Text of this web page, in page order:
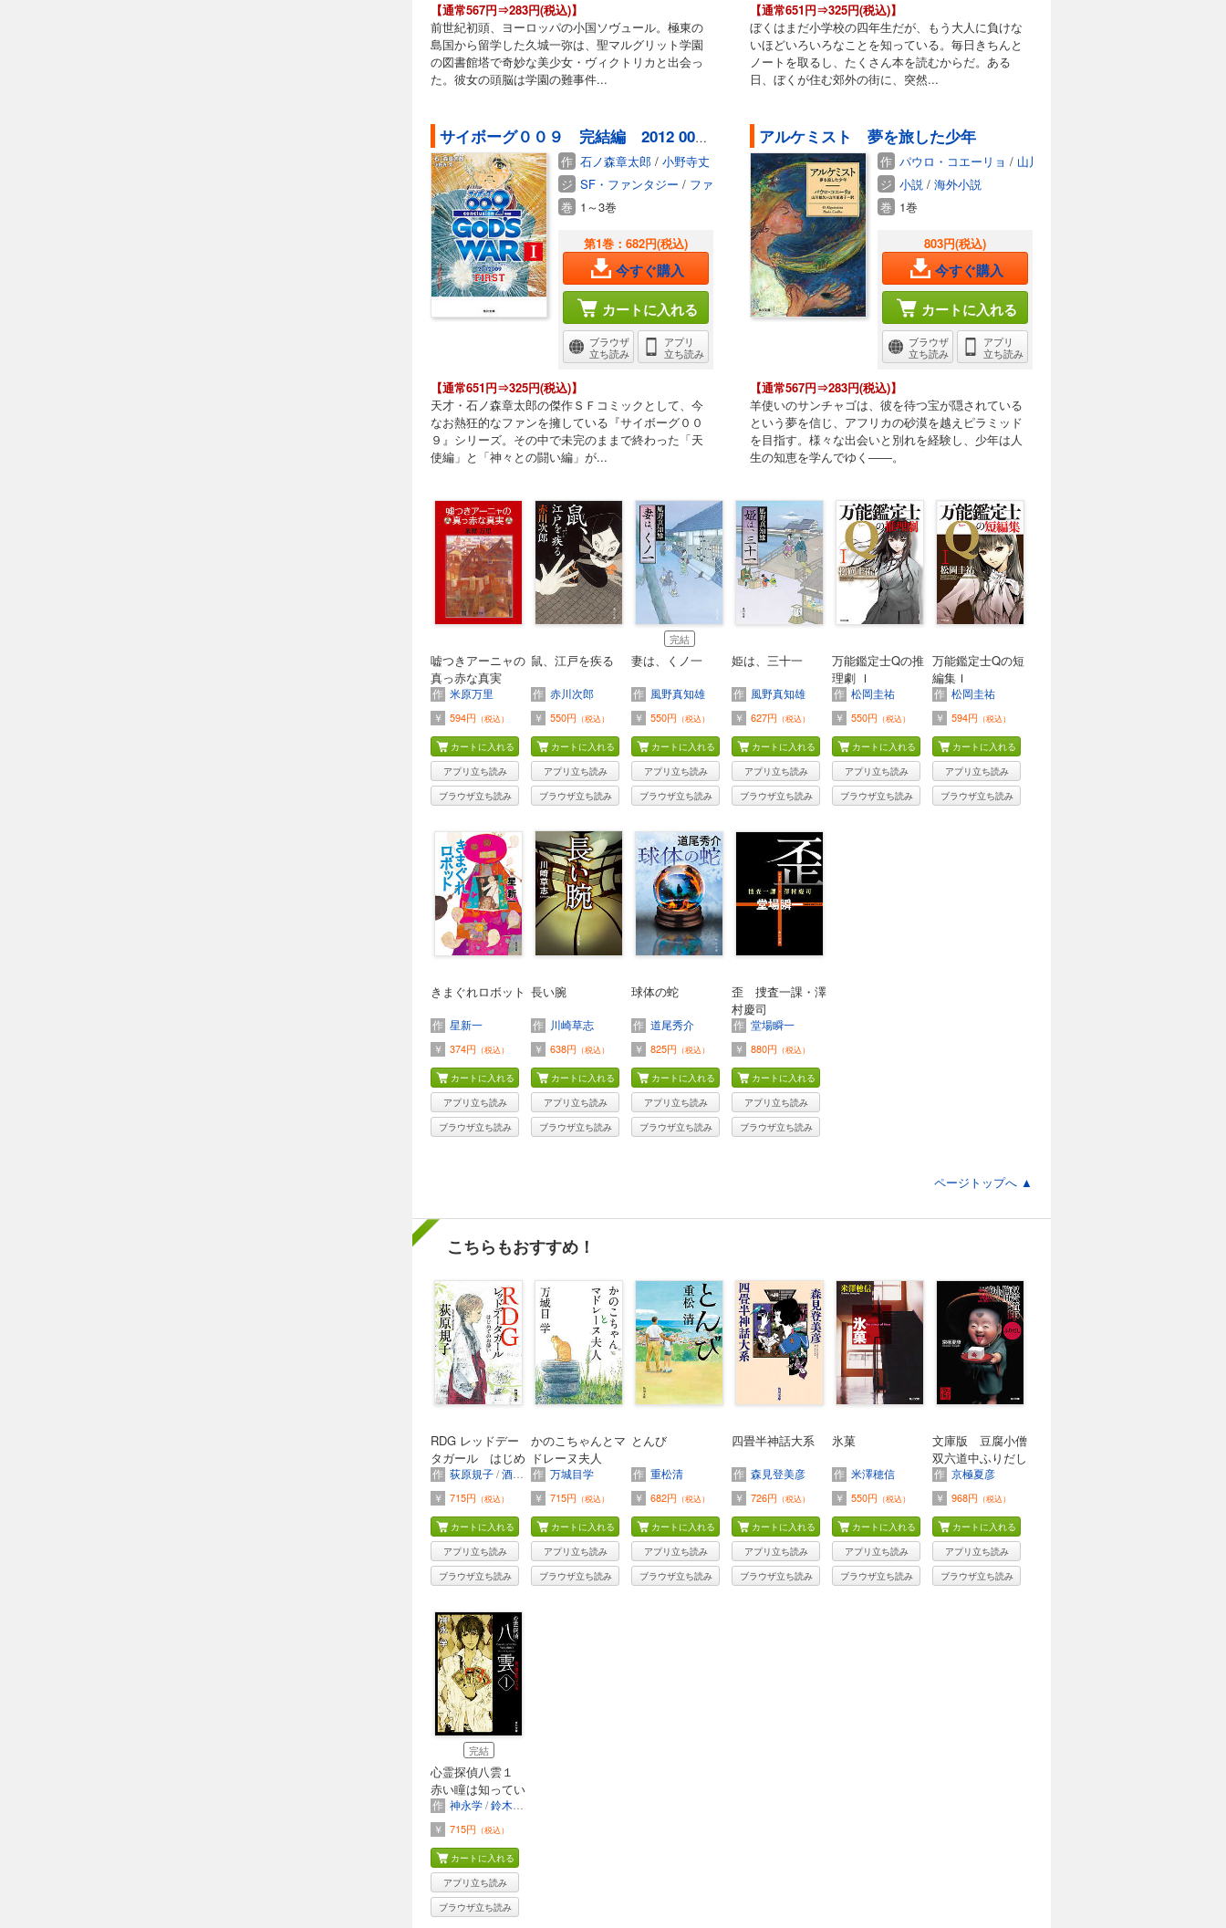
【通常567円⇒283円(税込)】
前世紀初頭、ヨーロッパの小国ソヴュール。極東の
島国から留学した久城一弥は、聖マルグリット学園
の図書館塔で奇妙な美少女・ヴィクトリカと出会っ
た。彼女の頭脳は学園の難事件...
【通常651円⇒325円(税込)】
ぼくはまだ小学校の四年生だが、もう大人に負けな
いほどいろいろなことを知っている。毎日きちんと
ノートを取るし、たくさん本を読むからだ。ある
日、ぼくが住む郊外の街に、突然...
サイボーグ００９ 完結編 2012 009 conclusion GOD’S WAR I first
作 石ノ森章太郎 / 小野寺丈
ジ SF・ファンタジー / ファンタジー（国内）
巻 1～3巻
第1巻：682円(税込)
今すぐ購入
カートに入れる
アプリ
立ち読み
ブラウザ
立ち読み
【通常651円⇒325円(税込)】
天才・石ノ森章太郎の傑作ＳＦコミックとして、今
なお熱狂的なファンを擁している『サイボーグ００
９』シリーズ。その中で未完のままで終わった「天
使編」と「神々との闘い編」が...
アルケミスト 夢を旅した少年
作 パウロ・コエーリョ / 山川紘矢
ジ 小説 / 海外小説
巻 1巻
803円(税込)
今すぐ購入
カートに入れる
アプリ
立ち読み
ブラウザ
立ち読み
【通常567円⇒283円(税込)】
羊使いのサンチャゴは、彼を待つ宝が隠されている
という夢を信じ、アフリカの砂漠を越えピラミッド
を目指す。様々な出会いと別れを経験し、少年は人
生の知恵を学んでゆく――。
嘘つきアーニャの
真っ赤な真実
作 米原万里
￥ 594円 （税込）
カートに入れる
アプリ立ち読み
ブラウザ立ち読み
鼠、江戸を疾る
作 赤川次郎
￥ 550円 （税込）
カートに入れる
アプリ立ち読み
ブラウザ立ち読み
完結
妻は、くノ一
作 風野真知雄
￥ 550円 （税込）
カートに入れる
アプリ立ち読み
ブラウザ立ち読み
姫は、三十一
作 風野真知雄
￥ 627円 （税込）
カートに入れる
アプリ立ち読み
ブラウザ立ち読み
万能鑑定士Qの推
理劇 Ｉ
作 松岡圭祐
￥ 550円 （税込）
カートに入れる
アプリ立ち読み
ブラウザ立ち読み
万能鑑定士Qの短
編集Ｉ
作 松岡圭祐
￥ 594円 （税込）
カートに入れる
アプリ立ち読み
ブラウザ立ち読み
きまぐれロボット
作 星新一
￥ 374円 （税込）
カートに入れる
アプリ立ち読み
ブラウザ立ち読み
長い腕
作 川崎草志
￥ 638円 （税込）
カートに入れる
アプリ立ち読み
ブラウザ立ち読み
球体の蛇
作 道尾秀介
￥ 825円 （税込）
カートに入れる
アプリ立ち読み
ブラウザ立ち読み
歪 捜査一課・澤
村慶司
作 堂場瞬一
￥ 880円 （税込）
カートに入れる
アプリ立ち読み
ブラウザ立ち読み
ページトップへ ▲
こちらもおすすめ！
RDG レッドデー
タガール はじめ
てのお使い
作 荻原規子/酒井駒子
￥ 715円 （税込）
カートに入れる
アプリ立ち読み
ブラウザ立ち読み
かのこちゃんとマ
ドレーヌ夫人
作 万城目学
￥ 715円 （税込）
カートに入れる
アプリ立ち読み
ブラウザ立ち読み
とんび
作 重松清
￥ 682円 （税込）
カートに入れる
アプリ立ち読み
ブラウザ立ち読み
四畳半神話大系
作 森見登美彦
￥ 726円 （税込）
カートに入れる
アプリ立ち読み
ブラウザ立ち読み
氷菓
作 米澤穂信
￥ 550円 （税込）
カートに入れる
アプリ立ち読み
ブラウザ立ち読み
文庫版 豆腐小僧
双六道中ふりだし
作 京極夏彦
￥ 968円 （税込）
カートに入れる
アプリ立ち読み
ブラウザ立ち読み
完結
心霊探偵八雲１
赤い瞳は知ってい
る
作 神永学/鈴木康士
￥ 715円 （税込）
カートに入れる
アプリ立ち読み
ブラウザ立ち読み